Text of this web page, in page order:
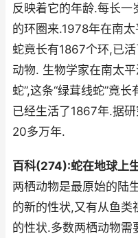
反映着它的年龄.每长一
的环圈来.1978年在南
蛇竟长有1867个环,已
动物. 生物学家在南太
蛇”,这条“绿茸线蛇”竟
已经生活了1867年.据
20多万年.
百科(274):蛇在地球上
两栖动物是最原始的陆
的新的性状,又有从鱼类
的性状.多数两栖动物需